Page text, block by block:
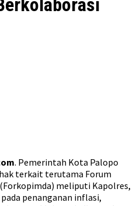
. Pemerintah Kota Palopo
terkait terutama Forum
meliputi Kapolres,
penanganan inflasi,